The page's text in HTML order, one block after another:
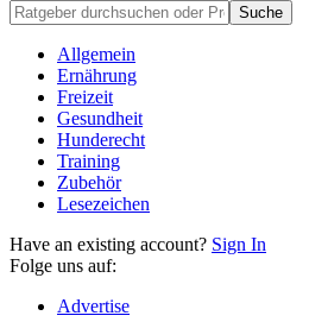
Allgemein
Ernährung
Freizeit
Gesundheit
Hunderecht
Training
Zubehör
Lesezeichen
Have an existing account? Sign In
Folge uns auf:
Advertise